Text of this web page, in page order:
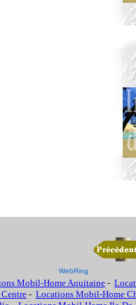
WebRing
Mobil-Home Aquitaine -
- Locations Mobil-Home